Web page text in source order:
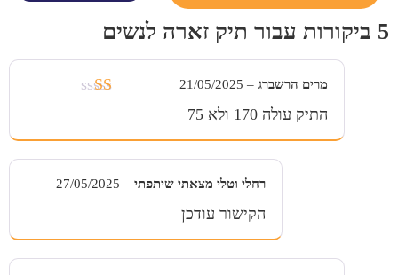
5 ביקורות עבור תיק זארה לנשים
מתוך
5
מרים הרשברג –
21/05/2025
התיק עולה 170 ולא 75
רחלי וטלי מצאתי שיתפתי –
27/05/2025
הקישור עודכן